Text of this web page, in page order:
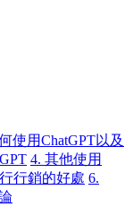
使用ChatGPT以及
4. 其他使用
行銷的好處 6.